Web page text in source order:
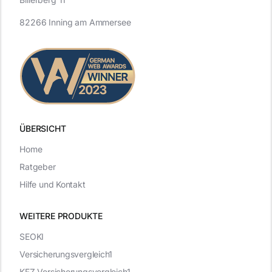
ÜBERSICHT
WEITERE PRODUKTE
82266 Inning am Ammersee
SEOKI
Versicherungsvergleich1
Home
Ratgeber
Hilfe und Kontakt